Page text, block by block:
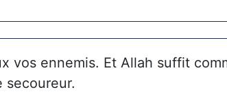
vos ennemis. Et Allah suffit
secoureur.